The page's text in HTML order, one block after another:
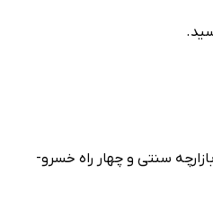
سنتی و چهار راه خسرو‌-